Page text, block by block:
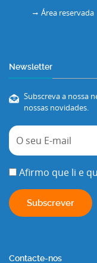
Área reservada
Newsletter
Subscreva a nossa
nossas novidades.
Afirmo que li e
Contacte-nos